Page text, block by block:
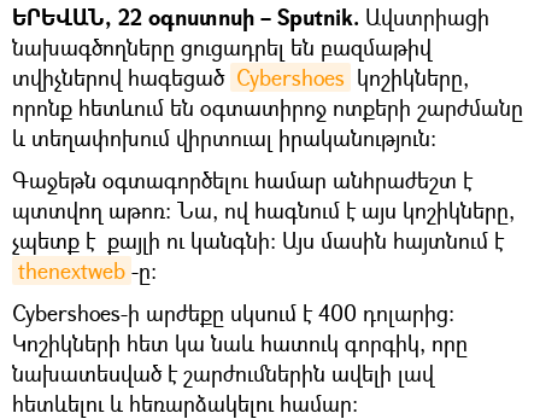
ԵՐԵՎԱՆ, 22 օգոստոսի – Sputnik. Ավստրիացի
նախագծողները ցուցադրել են բազմաթիվ
տվիչներով հագեցած Cybershoes կոշիկները,
որոնք հետևում են օգտատիրոջ ոտքերի շարժմանը
և տեղափոխում վիրտուալ իրականություն։
Գաջեթն օգտագործելու համար անհրաժեշտ է
պտտվող աթոռ: Նա, ով հագնում է այս կոշիկները,
չպետք է քայլի ու կանգնի։ Այս մասին հայտնում է
thenextweb -ը։
Cybershoes-ի արժեքը սկսում է 400 դոլարից։
Կոշիկների հետ կա նաև հատուկ գորգիկ, որը
նախատեսված է շարժումներին ավելի լավ
հետևելու և հեռարձակելու համար։